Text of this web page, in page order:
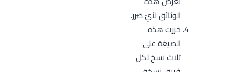
الوثائق لأيّ ضرر.
حررت هذه
الصيغة على
ثلاث نسخ لكل